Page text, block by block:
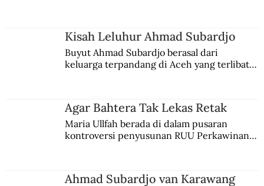
Kisah Leluhur Ahmad Subardjo
Buyut Ahmad Subardjo berasal dari
keluarga terpandang di Aceh yang terlibat
Agar Bahtera Tak Lekas Retak
Maria Ullfah berada di dalam pusaran
kontroversi penyusunan RUU Perkawinan.
Ahmad Subardjo van Karawang